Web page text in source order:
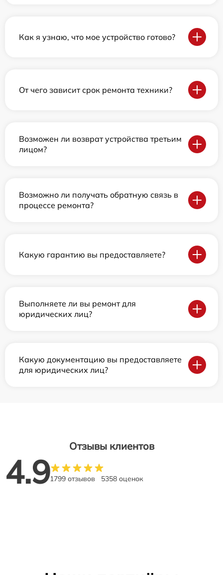
Как я узнаю, что мое устройство готово?
От чего зависит срок ремонта техники?
Возможен ли возврат устройства третьим
лицом?
Возможно ли получать обратную связь в
процессе ремонта?
Какую гарантию вы предоставляете?
Выполняете ли вы ремонт для
юридических лиц?
Какую документацию вы предоставляете
для юридических лиц?
Отзывы клиентов
4.91799 отзывов 5358 оценок